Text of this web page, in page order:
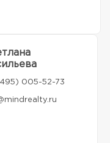
005-52-73